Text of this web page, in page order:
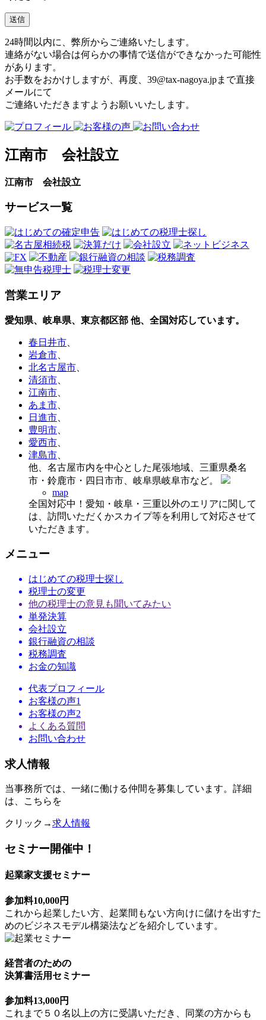
24時間以内に、弊所からご連絡いたします。
連絡がない場合は何らかの事情で送信ができなかった可能性
があります。
お手数をおかけしますが、再度、 39@tax-nagoya.jpまで直接
メールにて
ご連絡いただきますようお願いいたします。
江南市 会社設立
江南市 会社設立
サービス一覧
営業エリア
愛知県、岐阜県、東京都区部 他、全国対応しています。
春日井市
岩倉市
北名古屋市
清須市
江南市
あま市
日進市
豊明市
愛西市
津島市
他、名古屋市内を中心とした尾張地域、三重県桑名
市・鈴鹿市・四日市市、岐阜県岐阜市など。
map
全国対応中！愛知・岐阜・三重以外のエリアに関して
は、訪問いただくかスカイプ等を利用して対応させて
いただきます。
メニュー
はじめての税理士探し
税理士の変更
他の税理士の意見も聞いてみたい
単発決算
会社設立
銀行融資の相談
税務調査
お金の知識
代表プロフィール
お客様の声1
お客様の声2
よくある質問
お問い合わせ
求人情報
当事務所では、一緒に働ける仲間を募集しています。詳細
は、こちらを
クリック→求人情報
セミナー開催中！
起業家支援セミナー
参加料10,000円
これから起業したい方、起業間もない方向けに儲けを出すた
めのビジネスモデル構築法などを紹介しています。
経営者のための
決算書活用セミナー
参加料13,000円
これまで５０名以上の方に受講いただき、同業の方からも